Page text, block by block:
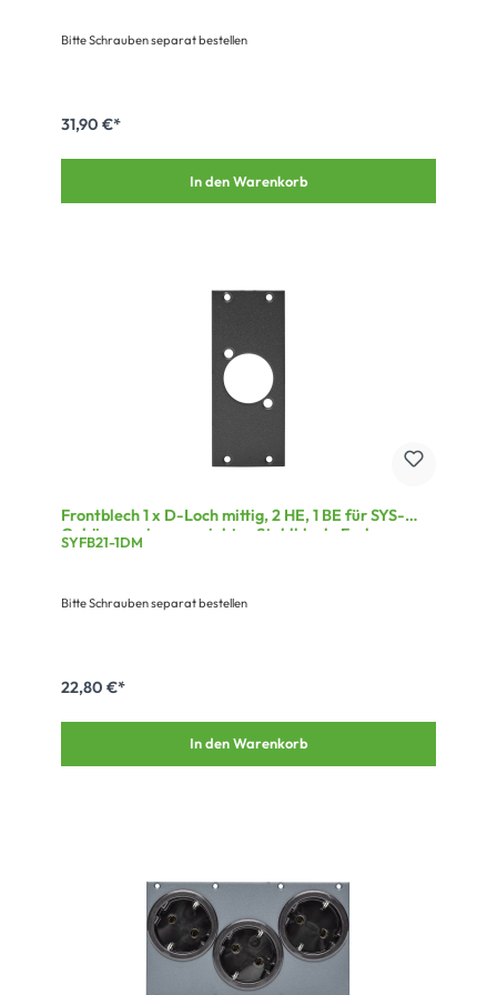
Bitte Schrauben separat bestellen
31,90 €*
In den Warenkorb
Frontblech 1 x D-Loch mittig, 2 HE, 1 BE für SYS-
Gehäuseserien, verzinktes Stahlblech, Farbe: grau
SYFB21-1DM
Bitte Schrauben separat bestellen
22,80 €*
In den Warenkorb